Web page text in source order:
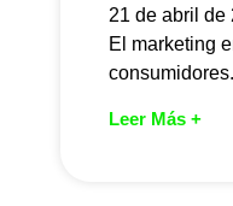
21 de abril de
El marketing
Leer Más +